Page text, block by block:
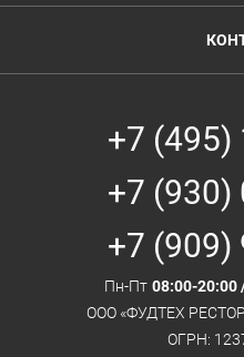
+7 (495)
+7 (930)
+7 (909)
Пн-Пт 08:00-20:00
ООО «ФУДТЕХ
ОГРН: